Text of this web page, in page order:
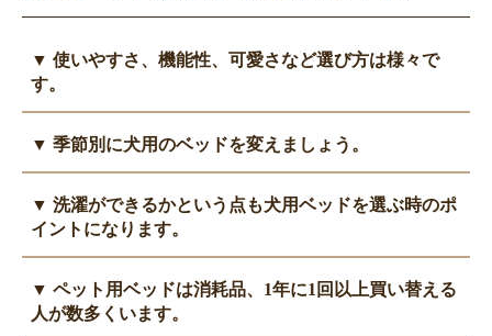
▼ 使いやすさ、機能性、可愛さなど選び方は様々で
す。
くの要素があります。
ったベッドを見つけましょう。
▼ 季節別に犬用のベッドを変えましょう。
節には丸まって寝ることが多いので、包み込むような形状を選ぶ
と良いでしょう。 保温性の高い素材や、ふかふかした素材を使
逆に暑い季節には、犬は床など冷たい場所で体をのばして寝るこ
とが多いです。
▼ 洗濯ができるかという点も犬用ベッドを選ぶ時のポ
イントになります。
ッドを選ぶことをお勧めします。
取り外し可能なカバー付きや、洗濯機で洗える素材を使用したベ
▼ ペット用ベッドは消耗品、1年に1回以上買い替える
人が数多くいます。